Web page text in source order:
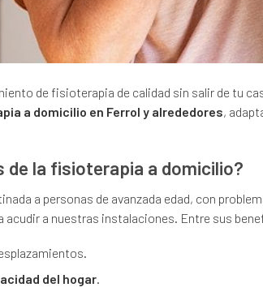
de fisioterapia de calidad sin salir de tu
a domicilio en Ferrol y alrededores,
de la fisioterapia a domicilio?
a personas de avanzada edad, con
acudir a nuestras instalaciones. Entre sus
del hogar.